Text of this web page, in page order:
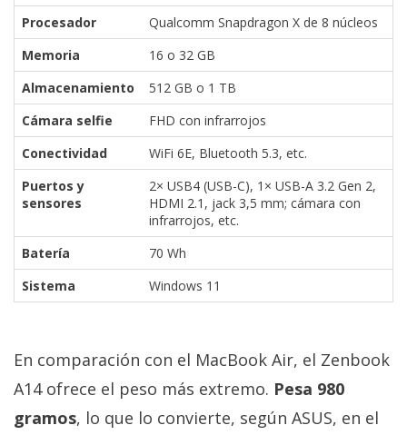
Procesador
Qualcomm Snapdragon X de 8 núcleos
Memoria
16 o 32 GB
Almacenamiento
512 GB o 1 TB
Cámara selfie
FHD con infrarrojos
Conectividad
WiFi 6E, Bluetooth 5.3, etc.
Puertos y
sensores
2× USB4 (USB-C), 1× USB-A 3.2 Gen 2,
HDMI 2.1, jack 3,5 mm; cámara con
infrarrojos, etc.
Batería
70 Wh
Sistema
Windows 11
En comparación con el MacBook Air, el Zenbook
A14 ofrece el peso más extremo. Pesa 980
gramos, lo que lo convierte, según ASUS, en el